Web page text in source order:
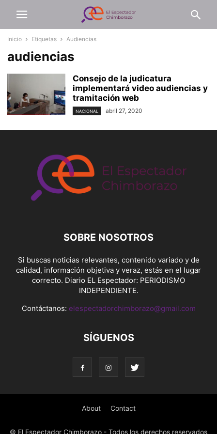
Inicio Etiquetas Audiencias
audiencias
Consejo de la judicatura
implementará video audiencias y
tramitación web
NACIONAL abril 27, 2020
SOBRE NOSOTROS
Si buscas noticias relevantes, contenido variado y de
calidad, información objetiva y veraz, estás en el lugar
correcto. Diario EL Espectador: PERIODISMO
INDEPENDIENTE.
Contáctanos: elespectadorchimborazo@gmail.com
SÍGUENOS
About Contact
© El Espectador Chimborazo - Todos los derechos reservados